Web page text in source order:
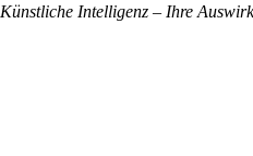
Künstliche Intelligenz – Ihre